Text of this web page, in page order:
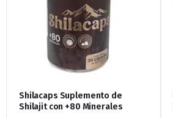
Shilacaps Suplemento de
Shilajit con +80 Minerales